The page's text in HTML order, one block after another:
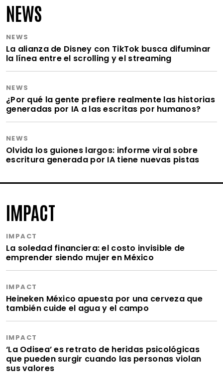
NEWS
NEWS
La alianza de Disney con TikTok busca difuminar
la línea entre el scrolling y el streaming
NEWS
¿Por qué la gente prefiere realmente las historias
generadas por IA a las escritas por humanos?
NEWS
Olvida los guiones largos: informe viral sobre
escritura generada por IA tiene nuevas pistas
IMPACT
IMPACT
La soledad financiera: el costo invisible de
emprender siendo mujer en México
IMPACT
Heineken México apuesta por una cerveza que
también cuide el agua y el campo
IMPACT
‘La Odisea’ es retrato de heridas psicológicas
que pueden surgir cuando las personas violan
sus valores